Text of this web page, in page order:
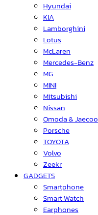
Hyundai
KIA
Lamborghini
Lotus
McLaren
Mercedes-Benz
MG
MINI
Mitsubishi
Nissan
Omoda & Jaecoo
Porsche
TOYOTA
Volvo
Zeekr
GADGETS
Smartphone
Smart Watch
Earphones